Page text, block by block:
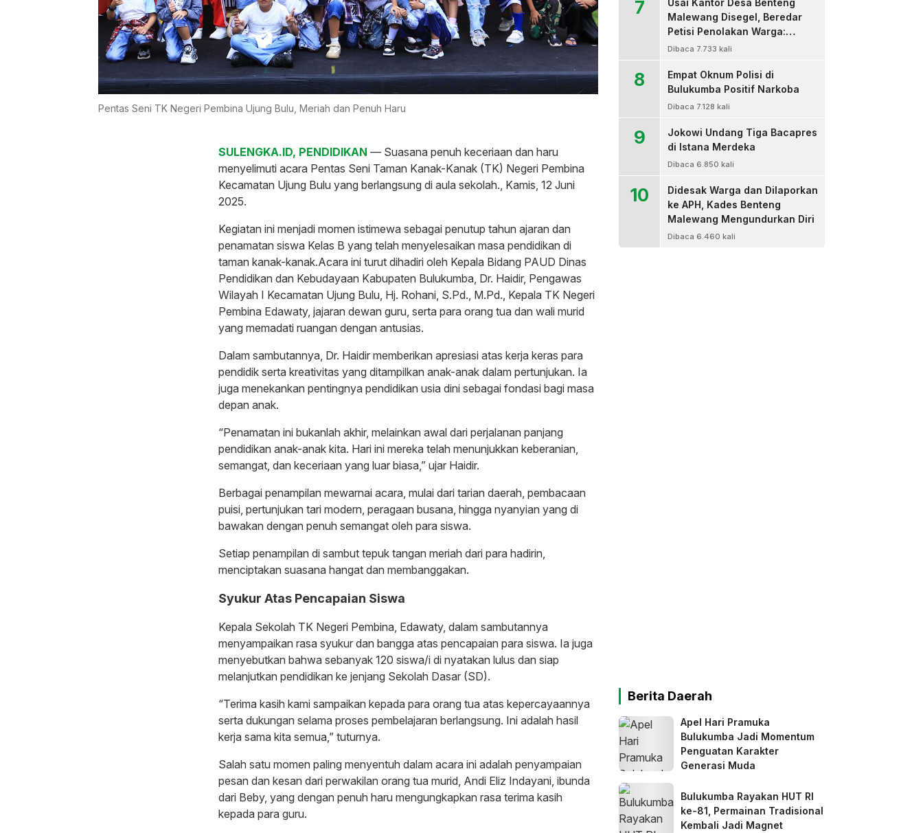
Pentas Seni TK Negeri Pembina Ujung Bulu, Meriah dan Penuh Haru
SULENGKA.ID, PENDIDIKAN — Suasana penuh keceriaan dan haru
menyelimuti acara Pentas Seni Taman Kanak-Kanak (TK) Negeri Pembina
Kecamatan Ujung Bulu yang berlangsung di aula sekolah., Kamis, 12 Juni
2025.
Kegiatan ini menjadi momen istimewa sebagai penutup tahun ajaran dan
penamatan siswa Kelas B yang telah menyelesaikan masa pendidikan di
taman kanak-kanak.Acara ini turut dihadiri oleh Kepala Bidang PAUD Dinas
Pendidikan dan Kebudayaan Kabupaten Bulukumba, Dr. Haidir, Pengawas
Wilayah I Kecamatan Ujung Bulu, Hj. Rohani, S.Pd., M.Pd., Kepala TK Negeri
Pembina Edawaty, jajaran dewan guru, serta para orang tua dan wali murid
yang memadati ruangan dengan antusias.
Dalam sambutannya, Dr. Haidir memberikan apresiasi atas kerja keras para
pendidik serta kreativitas yang ditampilkan anak-anak dalam pertunjukan. Ia
juga menekankan pentingnya pendidikan usia dini sebagai fondasi bagi masa
depan anak.
“Penamatan ini bukanlah akhir, melainkan awal dari perjalanan panjang
pendidikan anak-anak kita. Hari ini mereka telah menunjukkan keberanian,
semangat, dan keceriaan yang luar biasa,” ujar Haidir.
Berbagai penampilan mewarnai acara, mulai dari tarian daerah, pembacaan
puisi, pertunjukan tari modern, peragaan busana, hingga nyanyian yang di
bawakan dengan penuh semangat oleh para siswa.
Setiap penampilan di sambut tepuk tangan meriah dari para hadirin,
menciptakan suasana hangat dan membanggakan.
Syukur Atas Pencapaian Siswa
Kepala Sekolah TK Negeri Pembina, Edawaty, dalam sambutannya
menyampaikan rasa syukur dan bangga atas pencapaian para siswa. Ia juga
menyebutkan bahwa sebanyak 120 siswa/i di nyatakan lulus dan siap
melanjutkan pendidikan ke jenjang Sekolah Dasar (SD).
“Terima kasih kami sampaikan kepada para orang tua atas kepercayaannya
serta dukungan selama proses pembelajaran berlangsung. Ini adalah hasil
kerja sama kita semua,” tuturnya.
Salah satu momen paling menyentuh dalam acara ini adalah penyampaian
pesan dan kesan dari perwakilan orang tua murid, Andi Eliz Indayani, ibunda
dari Beby, yang dengan penuh haru mengungkapkan rasa terima kasih
kepada para guru.
7
Usai Kantor Desa Benteng
Malewang Disegel, Beredar
Petisi Penolakan Warga:
Sekretaris Hingga BPD Turut
Dibaca 7.733 kali
8
Empat Oknum Polisi di
Bulukumba Positif Narkoba
Dibaca 7.128 kali
9
Jokowi Undang Tiga Bacapres
di Istana Merdeka
Dibaca 6.850 kali
10
Didesak Warga dan Dilaporkan
ke APH, Kades Benteng
Malewang Mengundurkan Diri
Dibaca 6.460 kali
Berita Daerah
Apel Hari Pramuka
Bulukumba Jadi Momentum
Penguatan Karakter
Generasi Muda
Bulukumba Rayakan HUT RI
ke-81, Permainan Tradisional
Kembali Jadi Magnet